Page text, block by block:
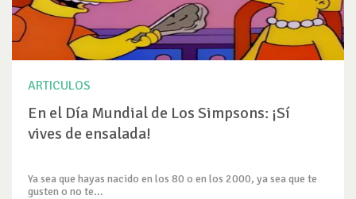
ARTICULOS
En el Día Mundial de Los Simpsons: ¡Sí
vives de ensalada!
Ya sea que hayas nacido en los 80 o en los 2000, ya sea que te
gusten o no te...